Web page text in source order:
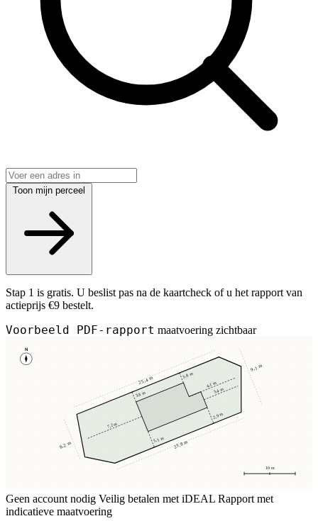
Toon mijn perceel
Stap 1 is gratis. U beslist pas na de kaartcheck of u het rapport van
actieprijs €9 bestelt.
Voorbeeld PDF-rapport maatvoering zichtbaar
N
10 m
3,8 m
3,8 m
5,1 m
2,9 m
7,2 m
3,4 m
4,1 m
25,4 m
23,8 m
8,2 m
9,1 m
Geen account nodig Veilig betalen met iDEAL Rapport met
indicatieve maatvoering